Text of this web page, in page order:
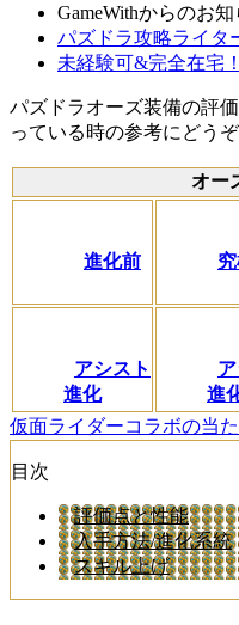
GameWithからのお
パズドラ攻略ライタ
未経験可&完全在宅
パズドラオーズ装備の評
っている時の参考にどうぞ
オー
進化前
アシスト
進化
進
仮面ライダーコラボの当
目次
評価点と性能
入手方法/進化系統
スキル上げ